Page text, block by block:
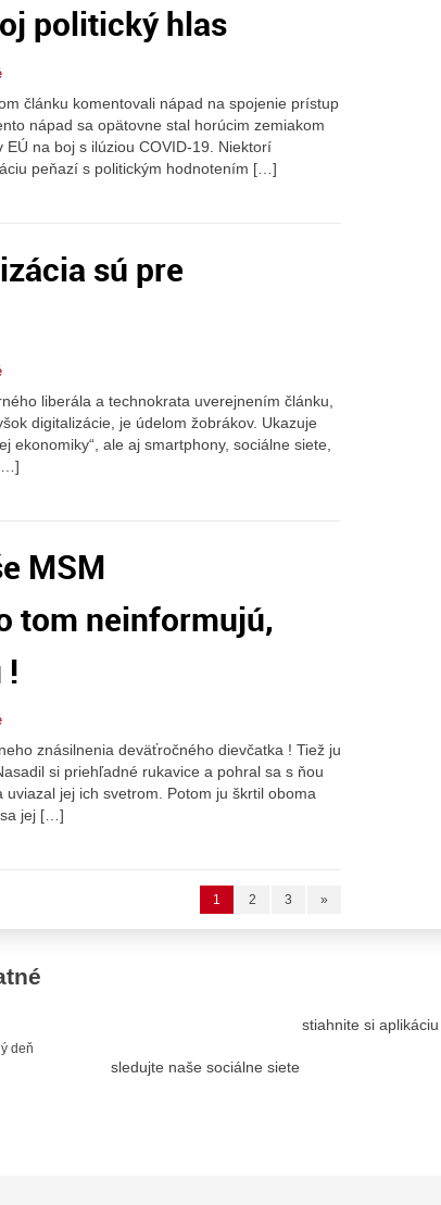
politický hlas
článku komentovali nápad na spojenie prístup
nápad sa opätovne stal horúcim zemiakom
na boj s ilúziou COVID-19. Niektorí
peňazí s politickým hodnotením […]
sú pre
liberála a technokrata uverejnením článku,
digitalizácie, je údelom žobrákov. Ukazuje
ekonomiky“, ale aj smartphony, sociálne siete,
MSM
tom neinformujú,
!
znásilnenia deväťročného dievčatka ! Tiež ju
si priehľadné rukavice a pohral sa s ňou
jej ich svetrom. Potom ju škrtil oboma
sa jej […]
1 2 3 »
deň
sledujte naše sociálne siete
stiahnite si